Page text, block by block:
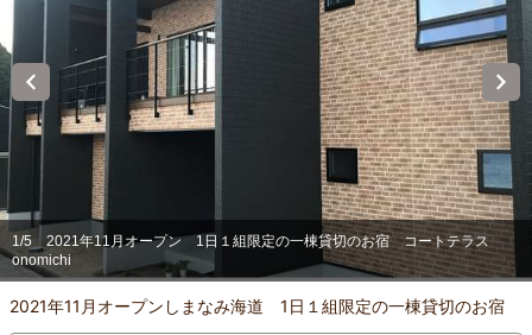
1/5
2021年11月オープン 1日１組限定の一棟貸切のお宿 コートテラス
onomichi
2021年11月オープンしまなみ海道 1日１組限定の一棟貸切のお宿